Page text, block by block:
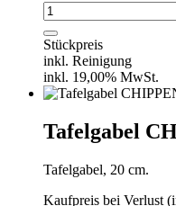
Tafellöffel
CHIPPENDALE
Menge
Stückpreis
inkl. Reinigung
inkl. 19,00% MwSt.
Tafelgabel
Tafelgabel, 20 cm.
Kaufpreis bei Verlust